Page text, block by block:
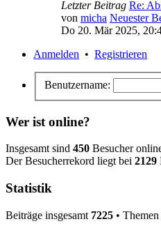
Letzter Beitrag Re:
von micha Neuester
Do 20. Mär 2025,
Anmelden • Registrieren
Benutzername:
Wer ist online?
Insgesamt sind 450 Besucher
Der Besucherrekord liegt bei 2129
Statistik
Beiträge insgesamt 7225 •